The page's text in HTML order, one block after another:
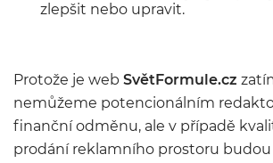
zlepšit nebo upravit.
Protože je web SvětFormule.cz
nemůžeme potencionálním
finanční odměnu, ale v případě
prodání reklamního prostoru budou